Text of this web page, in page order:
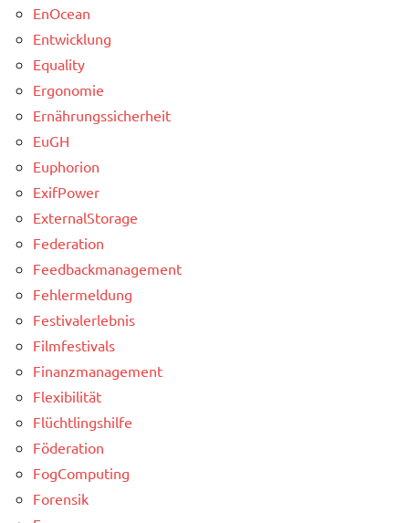
EnOcean
Entwicklung
Equality
Ergonomie
Ernährungssicherheit
EuGH
Euphorion
ExifPower
ExternalStorage
Federation
Feedbackmanagement
Fehlermeldung
Festivalerlebnis
Filmfestivals
Finanzmanagement
Flexibilität
Flüchtlingshilfe
Föderation
FogComputing
Forensik